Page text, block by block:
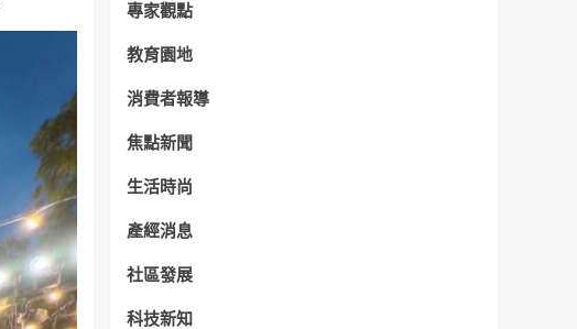
專家觀點
教育園地
消費者報導
焦點新聞
生活時尚
產經消息
社區發展
科技新知